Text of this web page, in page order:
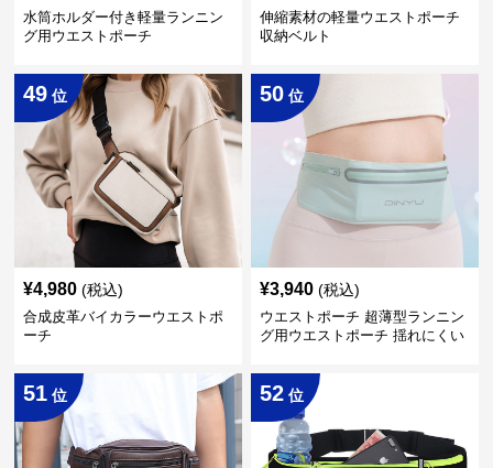
水筒ホルダー付き軽量ランニン
グ用ウエストポーチ
伸縮素材の軽量ウエストポーチ
収納ベルト
49 位
¥4,980 (税込)
合成皮革バイカラーウエストポ
ーチ
50 位
¥3,940 (税込)
ウエストポーチ 超薄型ランニン
グ用ウエストポーチ 揺れにくい
51 位 52 位